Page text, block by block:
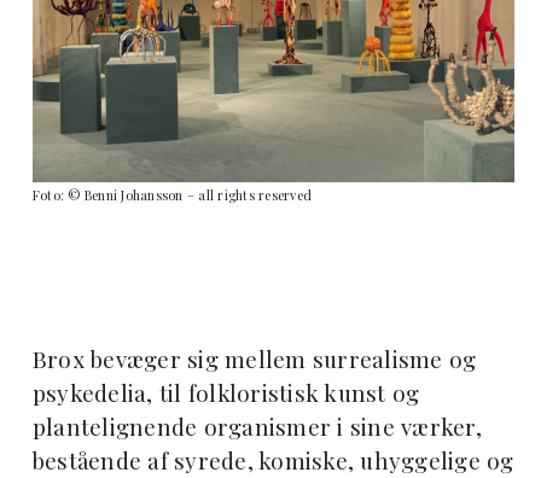
Foto: © Benni Johansson – all rights reserved
Brox bevæger sig mellem surrealisme og
psykedelia, til folkloristisk kunst og
plantelignende organismer i sine værker,
bestående af syrede, komiske, uhyggelige og